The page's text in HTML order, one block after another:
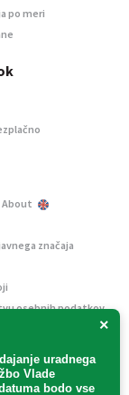
×
uradnega
Vlade
bodo vse
po meri
About
značaja
osebnih podatkov